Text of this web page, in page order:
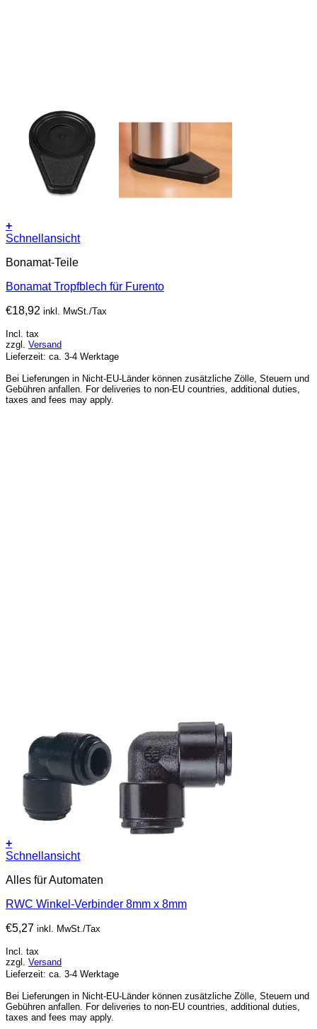
+
Schnellansicht
Bonamat-Teile
Bonamat Tropfblech für Furento
€18,92 inkl. MwSt./Tax
Incl. tax
zzgl. Versand
Lieferzeit: ca. 3-4 Werktage
Bei Lieferungen in Nicht-EU-Länder können zusätzliche Zölle, Steuern und
Gebühren anfallen. For deliveries to non-EU countries, additional duties,
taxes and fees may apply.
+
Schnellansicht
Alles für Automaten
RWC Winkel-Verbinder 8mm x 8mm
€5,27 inkl. MwSt./Tax
Incl. tax
zzgl. Versand
Lieferzeit: ca. 3-4 Werktage
Bei Lieferungen in Nicht-EU-Länder können zusätzliche Zölle, Steuern und
Gebühren anfallen. For deliveries to non-EU countries, additional duties,
taxes and fees may apply.